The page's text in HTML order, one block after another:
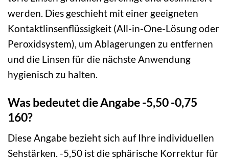
werden. Dies geschieht mit einer geeigneten
Kontaktlinsenflüssigkeit (All-in-One-Lösung oder
Peroxidsystem), um Ablagerungen zu entfernen
und die Linsen für die nächste Anwendung
hygienisch zu halten.
Was bedeutet die Angabe -5,50 -0,75
160?
Diese Angabe bezieht sich auf Ihre individuellen
Sehstärken. -5,50 ist die sphärische Korrektur für